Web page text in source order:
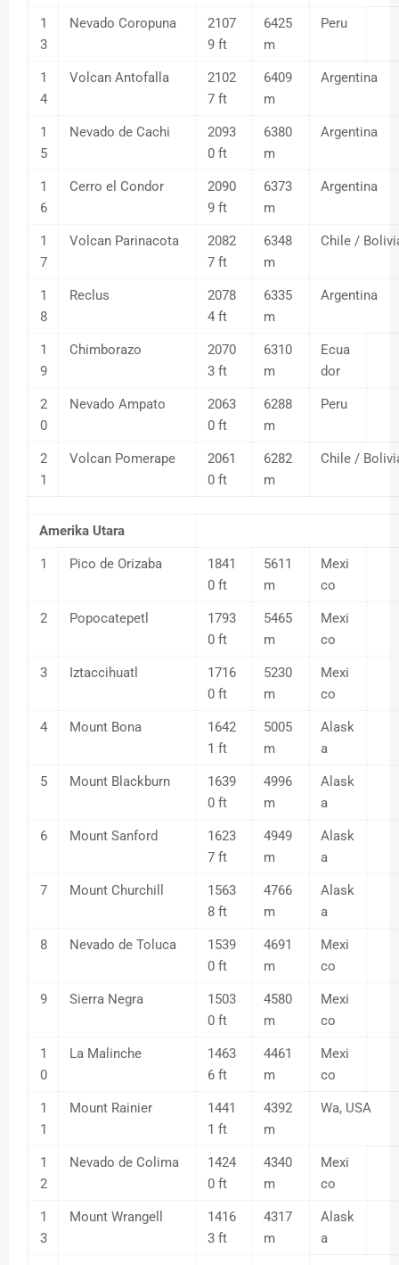
1
3
Nevado Coropuna
2107
9 ft
6425
m
Peru
1
4
Volcan Antofalla
2102
7 ft
6409
m
Argentina
1
5
Nevado de Cachi
2093
0 ft
6380
m
Argentina
1
6
Cerro el Condor
2090
9 ft
6373
m
Argentina
1
7
Volcan Parinacota
2082
7 ft
6348
m
Chile /
1
8
Reclus
2078
4 ft
6335
m
Argentina
1
9
Chimborazo
2070
3 ft
6310
m
Ecua
dor
2
0
Nevado Ampato
2063
0 ft
6288
m
Peru
2
1
Volcan Pomerape
2061
0 ft
6282
m
Chile /
Amerika Utara
1 Pico de Orizaba
1841
0 ft
5611
m
Mexi
co
2 Popocatepetl
1793
0 ft
5465
m
Mexi
co
3 Iztaccihuatl
1716
0 ft
5230
m
Mexi
co
4 Mount Bona
1642
1 ft
5005
m
Alask
a
5 Mount Blackburn
1639
0 ft
4996
m
Alask
a
6 Mount Sanford
1623
7 ft
4949
m
Alask
a
7 Mount Churchill
1563
8 ft
4766
m
Alask
a
8 Nevado de Toluca
1539
0 ft
4691
m
Mexi
co
9 Sierra Negra
1503
0 ft
4580
m
Mexi
co
1
0
La Malinche
1463
6 ft
4461
m
Mexi
co
1
1
Mount Rainier
1441
1 ft
4392
m
Wa, USA
1
2
Nevado de Colima
1424
0 ft
4340
m
Mexi
co
1
3
Mount Wrangell
1416
3 ft
4317
m
Alask
a